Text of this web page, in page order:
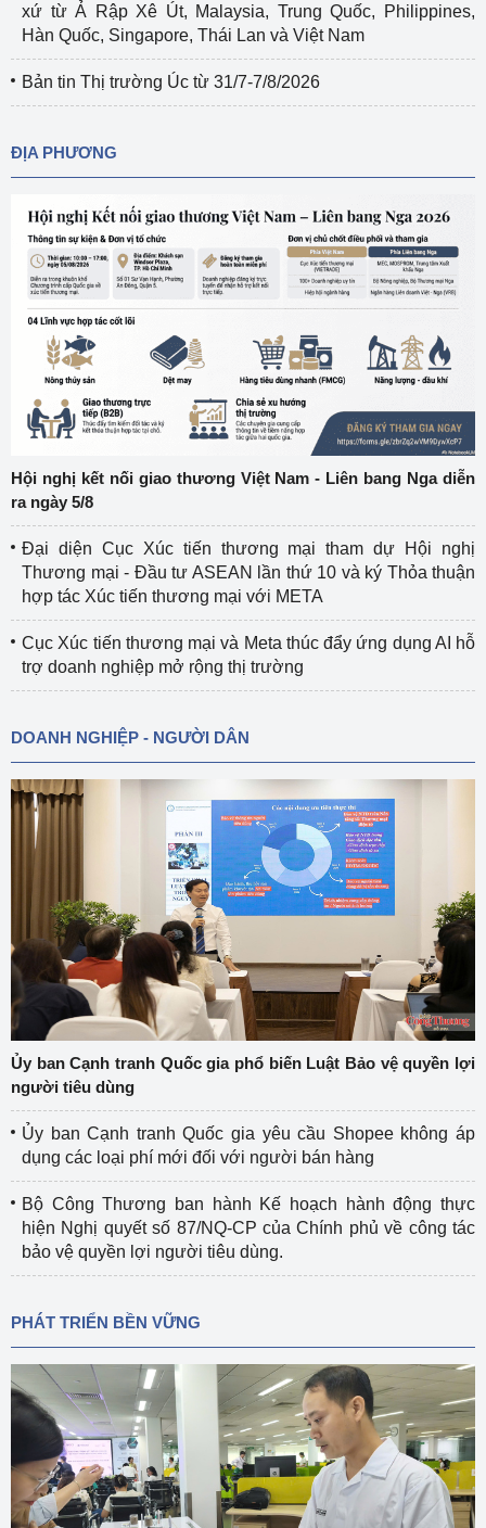
xứ từ Ả Rập Xê Út, Malaysia, Trung Quốc, Philippines,
Hàn Quốc, Singapore, Thái Lan và Việt Nam
Bản tin Thị trường Úc từ 31/7-7/8/2026
ĐỊA PHƯƠNG
Hội nghị kết nối giao thương Việt Nam - Liên bang Nga diễn
ra ngày 5/8
Đại diện Cục Xúc tiến thương mại tham dự Hội nghị
Thương mại - Đầu tư ASEAN lần thứ 10 và ký Thỏa thuận
hợp tác Xúc tiến thương mại với META
Cục Xúc tiến thương mại và Meta thúc đẩy ứng dụng AI hỗ
trợ doanh nghiệp mở rộng thị trường
DOANH NGHIỆP - NGƯỜI DÂN
Ủy ban Cạnh tranh Quốc gia phổ biến Luật Bảo vệ quyền lợi
người tiêu dùng
Ủy ban Cạnh tranh Quốc gia yêu cầu Shopee không áp
dụng các loại phí mới đối với người bán hàng
Bộ Công Thương ban hành Kế hoạch hành động thực
hiện Nghị quyết số 87/NQ-CP của Chính phủ về công tác
bảo vệ quyền lợi người tiêu dùng.
PHÁT TRIỂN BỀN VỮNG